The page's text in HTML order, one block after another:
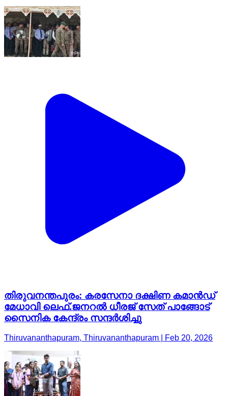
തിരുവനന്തപുരം: കരസേനാ ദക്ഷിണ കമാൻഡ്
മേധാവി ലെഫ്.ജനറൽ ധീരജ് സേത് പാങ്ങോട്
സൈനിക കേന്ദ്രം സന്ദർശിച്ചു
Thiruvananthapuram, Thiruvananthapuram | Feb 20, 2026